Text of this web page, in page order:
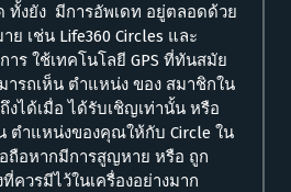
ทั้งยัง มีการอัพเดท อยู่ตลอดด้วย
เช่น Life360 Circles และ
าร ใช้เทคโนโลยี GPS ที่ทันสมัย
รถเห็น ตำแหน่ง ของ สมาชิกใน
งได้เมื่อ ได้รับเชิญเท่านั้น หรือ
ตำแหน่งของคุณให้กับ Circle ใน
ถือหากมีการสูญหาย หรือ ถูก
ควรมีไว้ในเครื่องอย่างมาก